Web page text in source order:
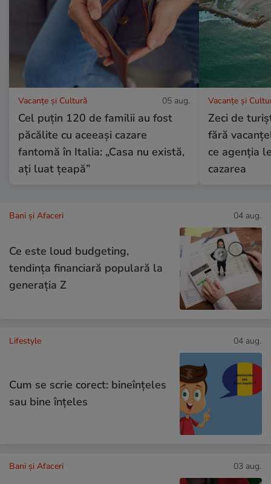
Vacanțe și Cultură 05 aug.
Cel puțin 120 de familii au fost
păcălite cu aceeași cazare
fantomă în Italia: „Casa nu există,
ați luat țeapă”
Vacanțe și
Zeci de
fără
ce agenția
cazarea
Bani și Afaceri 04 aug.
Ce este loud budgeting,
tendința financiară populară la
generația Z
Lifestyle 04 aug.
Cum se scrie corect: bineînțeles
sau bine înțeles
Bani și Afaceri 03 aug.